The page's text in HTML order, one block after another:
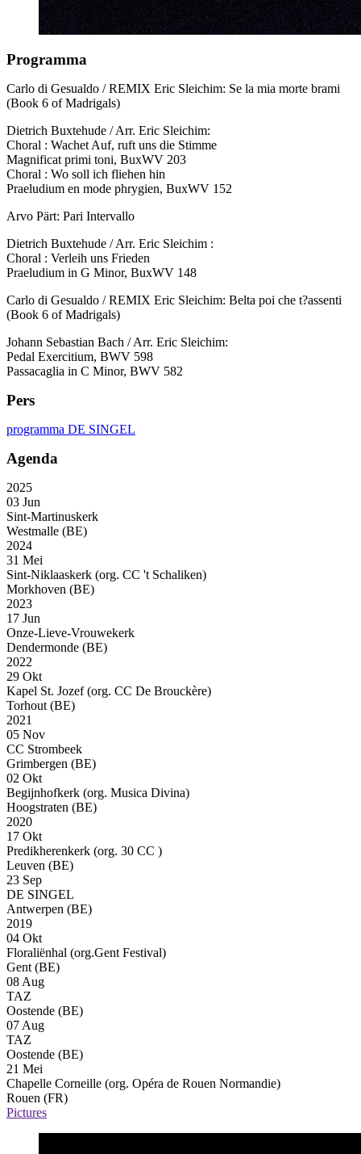
Programma
Carlo di Gesualdo /REMIX Eric Sleichim: Se la mia morte brami
(Book 6 of Madrigals)
Dietrich Buxtehude / Arr. Eric Sleichim:
Choral : Wachet Auf, ruft uns die Stimme
Magnificat primi toni, BuxWV 203
Choral : Wo soll ich fliehen hin
Praeludium en mode phrygien, BuxWV 152
Arvo Pärt: Pari Intervallo
Dietrich Buxtehude / Arr. Eric Sleichim :
Choral : Verleih uns Frieden
Praeludium in G Minor, BuxWV 148
Carlo di Gesualdo /REMIX Eric Sleichim: Belta poi che t?assenti
(Book 6 of Madrigals)
Johann Sebastian Bach / Arr. Eric Sleichim:
Pedal Exercitium, BWV 598
Passacaglia in C Minor, BWV 582
Pers
programma DE SINGEL
Agenda
2025
03 Jun
Sint-Martinuskerk
Westmalle (BE)
2024
31 Mei
Sint-Niklaaskerk (org. CC 't Schaliken)
Morkhoven (BE)
2023
17 Jun
Onze-Lieve-Vrouwekerk
Dendermonde (BE)
2022
29 Okt
Kapel St. Jozef (org. CC De Brouckère)
Torhout (BE)
2021
05 Nov
CC Strombeek
Grimbergen (BE)
02 Okt
Begijnhofkerk (org. Musica Divina)
Hoogstraten (BE)
2020
17 Okt
Predikherenkerk (org. 30 CC )
Leuven (BE)
23 Sep
DE SINGEL
Antwerpen (BE)
2019
04 Okt
Floraliënhal (org.Gent Festival)
Gent (BE)
08 Aug
TAZ
Oostende (BE)
07 Aug
TAZ
Oostende (BE)
21 Mei
Chapelle Corneille (org. Opéra de Rouen Normandie)
Rouen (FR)
Pictures